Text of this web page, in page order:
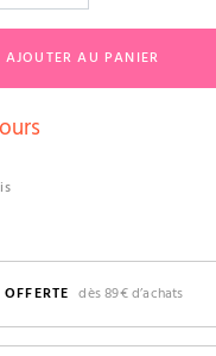
AJOUTER AU PANIER
dès 89€ d’achats